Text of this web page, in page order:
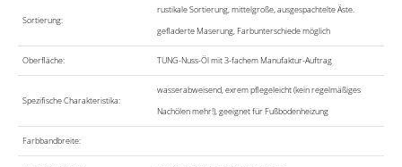
Sortierung:
rustikale Sortierung, mittelgroße, ausgespachtelte Äste.
gefladerte Maserung, Farbunterschiede möglich
Oberfläche: TUNG-Nuss-Öl mit 3-fachem Manufaktur-Auftrag
Spezifische Charakteristika:
wasserabweisend, exrem pflegeleicht (kein regelmäßiges
Nachölen mehr!), geeignet für Fußbodenheizung
Farbbandbreite: